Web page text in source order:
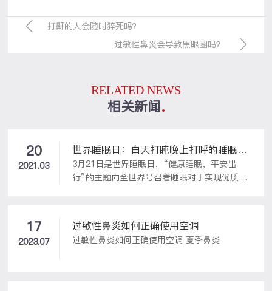
打鼾的人会随时猝死吗？
过敏性鼻炎会导致黑眼圈吗？
RELATED NEWS
相关新闻
20
2021.03
世界睡眠日：白天打盹晚上打呼的睡眠真
相
3月21日是世界睡眠日，“健康睡眠，平安出
行”的主题向全世界号召着睡眠对于实现优质生
噜的，但是家人一定比你更清楚。有习惯打呼噜
的人群，在白天和夜晚会有不同的症状表现。白
天：晨间头痛，常感困倦，容易疲劳，过度嗜睡
17
2023.07
过敏性鼻炎如何正确使用空调
过敏性鼻炎如何正确使用空调 夏季鼻炎